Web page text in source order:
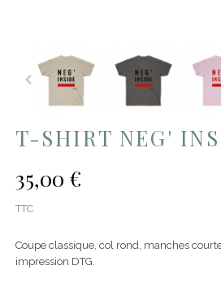
T-SHIRT NEG'
35,00 €
TTC
Coupe classique, col rond, manches
impression DTG.